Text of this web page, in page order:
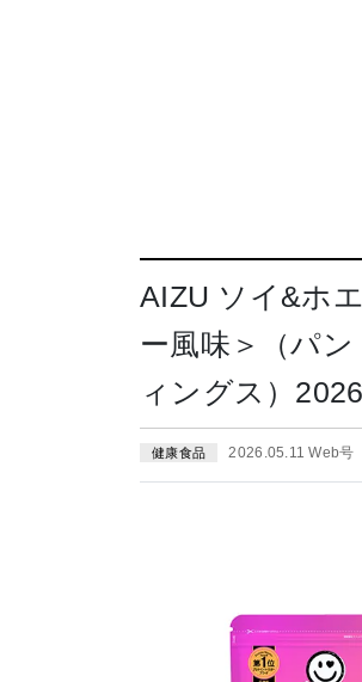
AIZU ソイ&ホ
ー風味＞（パ
ィングス）
健康食品 2026.05.11 Web号